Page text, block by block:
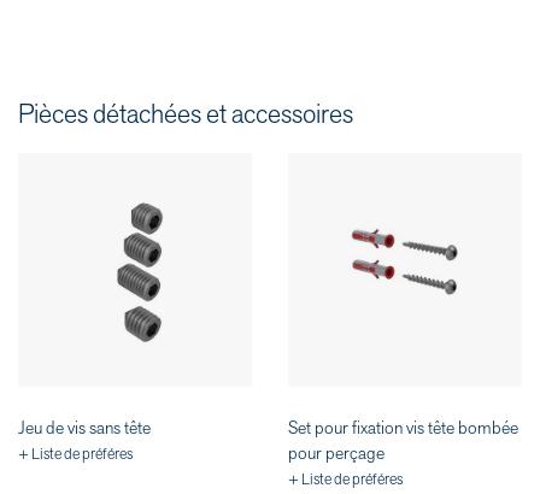
Pièces détachées et accessoires
Jeu de vis sans tête
+ Liste de préféres
Set pour fixation vis tête bombée
pour perçage
+ Liste de préféres